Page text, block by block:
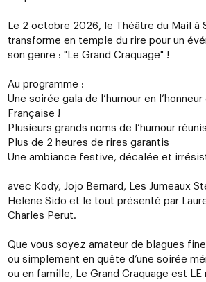
Le 2 octobre 2026, le Théâtre du Mail à
transforme en temple du rire pour un
son genre : "Le Grand Craquage" !
Au programme :
Une soirée gala de l’humour en
Française !
Plusieurs grands noms de l’humour
Plus de 2 heures de rires garantis
Une ambiance festive, décalée et
avec Kody, Jojo Bernard, Les Jumeaux
Helene Sido et le tout présenté par
Charles Perut.
Que vous soyez amateur de blagues
ou simplement en quête d’une soirée
ou en famille, Le Grand Craquage est LE